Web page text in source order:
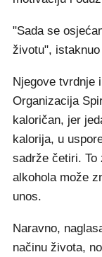
"Sada se
životu", istaknuo
Njegove tvrdnje
Organizacija
kaloričan, jer
kalorija, u
sadrže četiri. To
alkohola može
unos.
Naravno,
načinu života,